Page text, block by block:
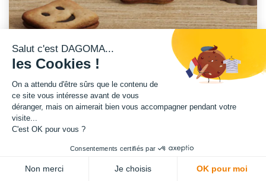
UNE COLLABORATION CRÉATIVE
Chez DAGOMA, nous sommes passionnés par l'
créativité .
de pâtisserie innovants fondée par un jeune couple d'
entrepreneurs
Salut c'est DAGOMA...
les Cookies !
On a attendu d'être sûrs que le contenu de
ce site vous intéresse avant de vous
déranger, mais on aimerait bien vous accompagner pendant votre
visite...
C'est OK pour vous ?
Consentements certifiés par
Non merci Je choisis OK pour moi